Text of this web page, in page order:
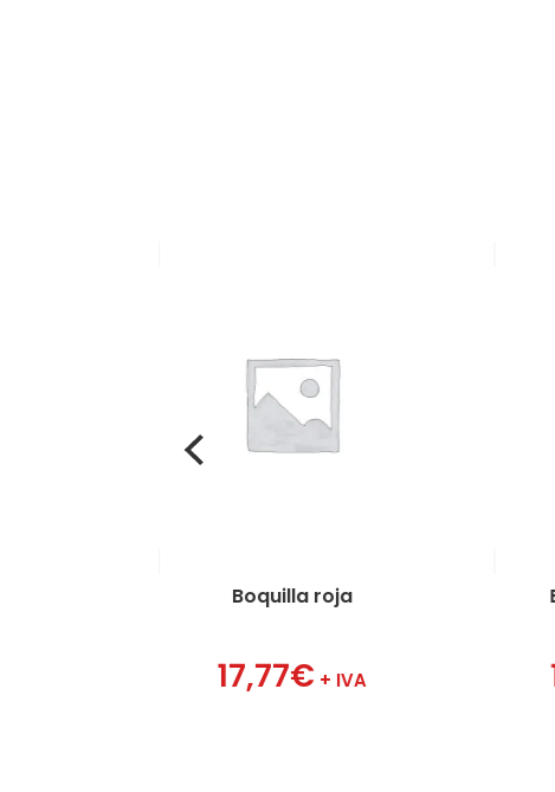
Boquilla roja
17,77€ + IVA